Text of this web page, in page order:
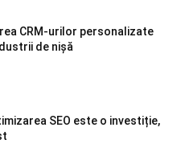
CRM-urilor personalizate
de nișă
SEO este o investiție,